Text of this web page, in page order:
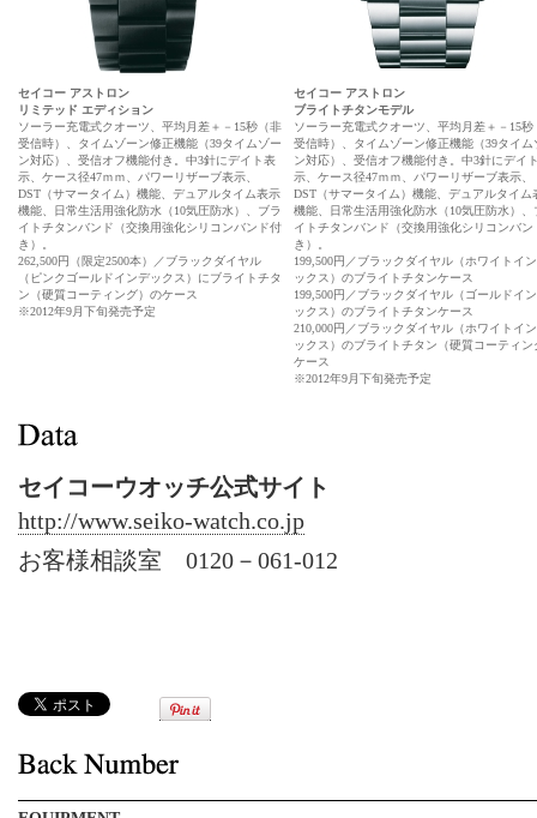
セイコー アストロン
リミテッド エディション
ソーラー充電式クオーツ、平均月差＋－15秒（非
受信時）、タイムゾーン修正機能（39タイムゾー
ン対応）、受信オフ機能付き。中3針にデイト表
示、ケース径47ｍｍ、パワーリザーブ表示、
DST（サマータイム）機能、デュアルタイム表示
機能、日常生活用強化防水（10気圧防水）、ブラ
イトチタンバンド（交換用強化シリコンバンド付
き）。
262,500円（限定2500本）／ブラックダイヤル
（ピンクゴールドインデックス）にブライトチタ
ン（硬質コーティング）のケース
※2012年9月下旬発売予定
セイコー アストロン
ブライトチタンモデル
ソーラー充電式クオーツ、平均月差＋－15秒
受信時）、タイムゾーン修正機能（39タイム
ン対応）、受信オフ機能付き。中3針にデイ
示、ケース径47ｍｍ、パワーリザーブ表示、
DST（サマータイム）機能、デュアルタイム
機能、日常生活用強化防水（10気圧防水）、
イトチタンバンド（交換用強化シリコンバン
き）。
199,500円／ブラックダイヤル（ホワイトイ
ックス）のブライトチタンケース
199,500円／ブラックダイヤル（ゴールドイ
ックス）のブライトチタンケース
210,000円／ブラックダイヤル（ホワイトイ
ックス）のブライトチタン（硬質コーティン
ケース
※2012年9月下旬発売予定
セイコーウオッチ公式サイト
http://www.seiko-watch.co.jp
お客様相談室 0120－061-012